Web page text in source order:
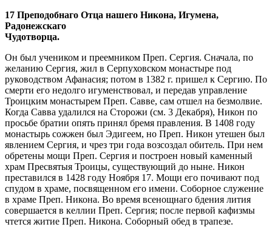
17 Преподобнаго Отца нашего Никона, Игумена,
Радонежскаго
Чудотворца.
Он был учеником и преемником Преп. Сергия. Сначала, по
желанию Сергия, жил в Серпуховском монастыре под
руководством Афанасия; потом в 1382 г. пришел к Сергию. По
смерти его недолго игуменствовал, и передав управление
Троицким монастырем Преп. Савве, сам отшел на безмолвие.
Когда Савва удалился на Сторожи (см. 3 Декабря), Никон по
просьбе братии опять принял бремя правления. В 1408 году
монастырь сожжен был Эдигеем, но Преп. Никон утешен был
явлением Сергия, и чрез три года возсоздал обитель. При нем
обретены мощи Преп. Сергия и построен новый каменный
храм Пресвятыя Троицы, существующий до ныне. Никон
преставился в 1428 году Ноября 17. Мощи его почивают под
спудом в храме, посвященном его имени. Соборное служение
в храме Преп. Никона. Во время всенощнаго бдения лития
совершается в келлии Преп. Сергия; после первой кафизмы
чтется житие Преп. Никона. Соборный обед в трапезе.